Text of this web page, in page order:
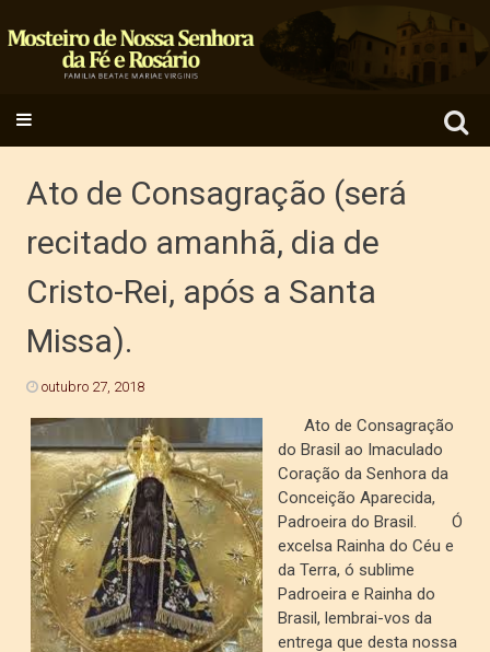
Search
for:
SKIP TO CONTENT
Ato de Consagração (será
recitado amanhã, dia de
Cristo-Rei, após a Santa
Missa).
outubro 27, 2018
Ato de Consagração
do Brasil ao Imaculado
Coração da Senhora da
Conceição Aparecida,
Padroeira do Brasil. Ó
excelsa Rainha do Céu e
da Terra, ó sublime
Padroeira e Rainha do
Brasil, lembrai-vos da
entrega que desta nossa